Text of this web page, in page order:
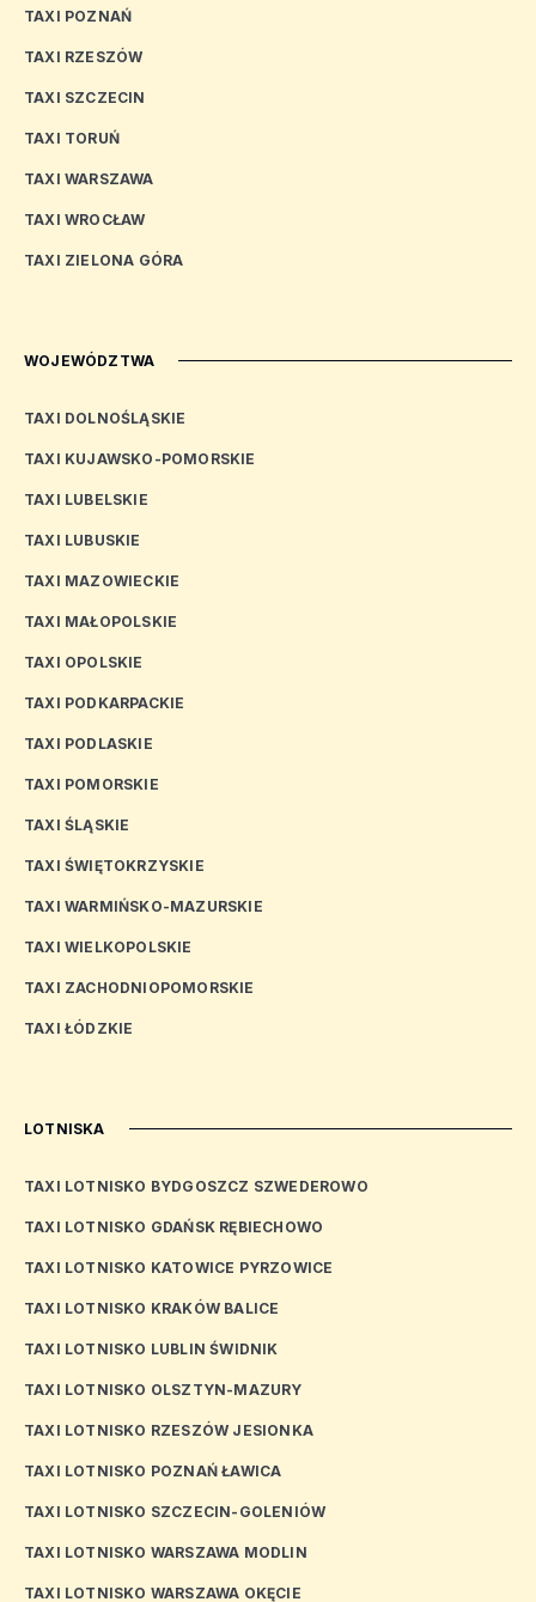
TAXI POZNAŃ
TAXI RZESZÓW
TAXI SZCZECIN
TAXI TORUŃ
TAXI WARSZAWA
TAXI WROCŁAW
TAXI ZIELONA GÓRA
WOJEWÓDZTWA
TAXI DOLNOŚLĄSKIE
TAXI KUJAWSKO-POMORSKIE
TAXI LUBELSKIE
TAXI LUBUSKIE
TAXI MAZOWIECKIE
TAXI MAŁOPOLSKIE
TAXI OPOLSKIE
TAXI PODKARPACKIE
TAXI PODLASKIE
TAXI POMORSKIE
TAXI ŚLĄSKIE
TAXI ŚWIĘTOKRZYSKIE
TAXI WARMIŃSKO-MAZURSKIE
TAXI WIELKOPOLSKIE
TAXI ZACHODNIOPOMORSKIE
TAXI ŁÓDZKIE
LOTNISKA
TAXI LOTNISKO BYDGOSZCZ SZWEDEROWO
TAXI LOTNISKO GDAŃSK RĘBIECHOWO
TAXI LOTNISKO KATOWICE PYRZOWICE
TAXI LOTNISKO KRAKÓW BALICE
TAXI LOTNISKO LUBLIN ŚWIDNIK
TAXI LOTNISKO OLSZTYN-MAZURY
TAXI LOTNISKO RZESZÓW JESIONKA
TAXI LOTNISKO POZNAŃ ŁAWICA
TAXI LOTNISKO SZCZECIN-GOLENIÓW
TAXI LOTNISKO WARSZAWA MODLIN
TAXI LOTNISKO WARSZAWA OKĘCIE